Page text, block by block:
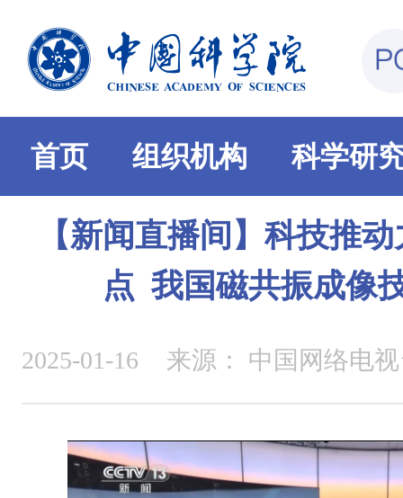
首页 组织机构 科学研
【新闻直播间】科技推
点 我国磁共振成像
2025-01-16 来源： 中国网络电